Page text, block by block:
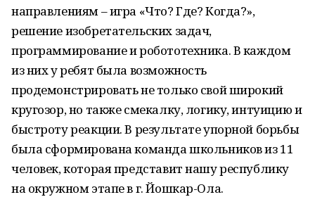
направлениям – игра «Что? Где? Когда?»,
решение изобретательских задач,
программирование и робототехника. В каждом
из них у ребят была возможность
продемонстрировать не только свой широкий
кругозор, но также смекалку, логику, интуицию и
быстроту реакции. В результате упорной борьбы
была сформирована команда школьников из 11
человек, которая представит нашу республику
на окружном этапе в г. Йошкар-Ола.